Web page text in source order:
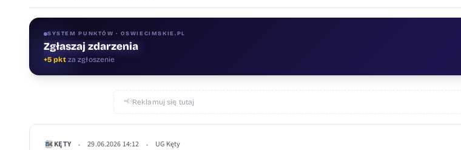
SYSTEM PUNKTÓW · OSWIECIMSKIE.PL
Oceniaj treści
+1 pktza ocenę
📢Reklamuj się tutaj
KĘTY • 29.06.2026 14:12 • UG Kęty